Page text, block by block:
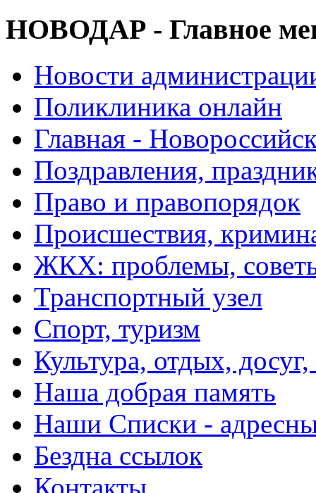
НОВОДАР - Главное
Новости
Поликлиника онлайн
Главная -
Поздравления,
Право и правопорядок
Происшествия,
ЖКХ: проблемы,
Транспортный узел
Спорт, туризм
Культура, отдых,
Наша добрая память
Наши Списки -
Бездна ссылок